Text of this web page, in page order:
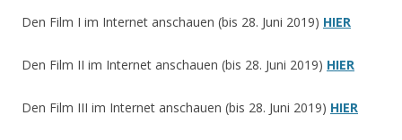
Den Film I im Internet anschauen (bis 28. Juni 2019) HIER
Den Film II im Internet anschauen (bis 28. Juni 2019) HIER
Den Film III im Internet anschauen (bis 28. Juni 2019) HIER